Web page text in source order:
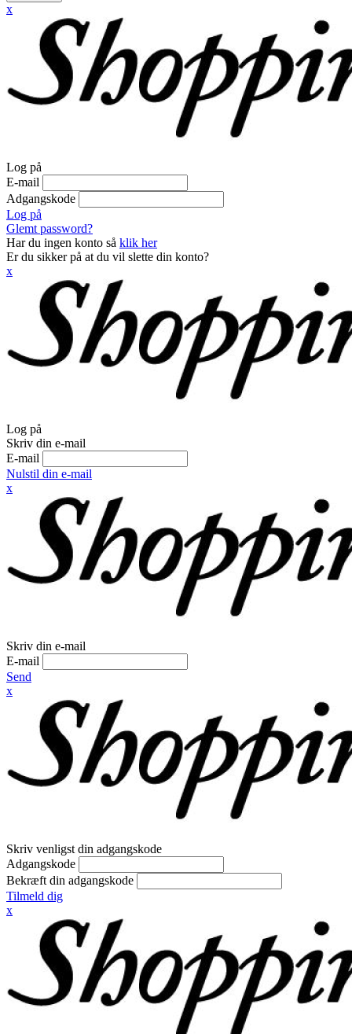
x
Log på
E-mail
Adgangskode
Log på
Glemt password?
Har du ingen konto så klik her
Er du sikker på at du vil slette din konto?
x
Log på
Skriv din e-mail
E-mail
Nulstil din e-mail
x
Skriv din e-mail
E-mail
Send
x
Skriv venligst din adgangskode
Adgangskode
Bekræft din adgangskode
Tilmeld dig
x